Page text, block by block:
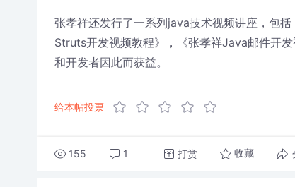
张孝祥还发行了一系列java技术视频讲座，包
Struts开发视频教程》，《张孝祥Java邮件开
和开发者因此而获益。
给本帖投票
155 1 打赏 收藏